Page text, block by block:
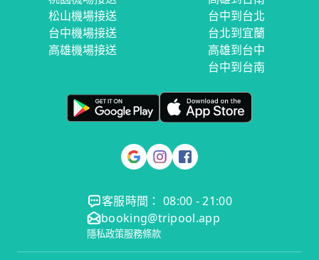
松山機場接送
台中機場接送
高雄機場接送
台中到台北
台北到宜蘭
高雄到台中
台中到台南
客服時間： 08:00 - 21:00
booking@tripool.app
隱私政策服務條款